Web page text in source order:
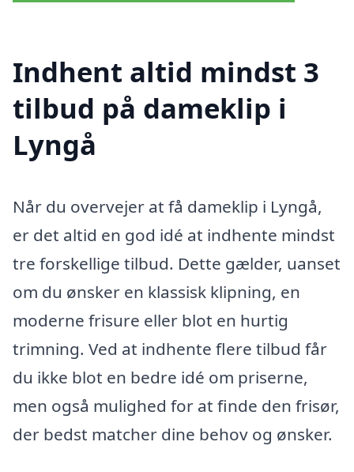
Indhent altid mindst 3
tilbud på dameklip i
Lyngå
Når du overvejer at få dameklip i Lyngå,
er det altid en god idé at indhente mindst
tre forskellige tilbud. Dette gælder, uanset
om du ønsker en klassisk klipning, en
moderne frisure eller blot en hurtig
trimning. Ved at indhente flere tilbud får
du ikke blot en bedre idé om priserne,
men også mulighed for at finde den frisør,
der bedst matcher dine behov og ønsker.